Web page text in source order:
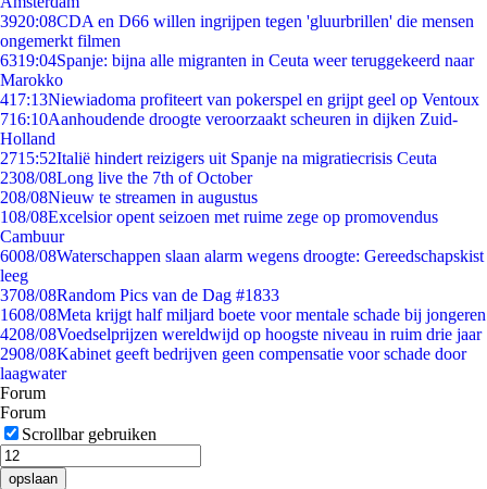
3920:08CDA en D66 willen ingrijpen tegen 'gluurbrillen' die mensen
ongemerkt filmen
6319:04Spanje: bijna alle migranten in Ceuta weer teruggekeerd naar
Marokko
417:13Niewiadoma profiteert van pokerspel en grijpt geel op Ventoux
716:10Aanhoudende droogte veroorzaakt scheuren in dijken Zuid-
Holland
2715:52Italië hindert reizigers uit Spanje na migratiecrisis Ceuta
2308/08Long live the 7th of October
208/08Nieuw te streamen in augustus
108/08Excelsior opent seizoen met ruime zege op promovendus
Cambuur
6008/08Waterschappen slaan alarm wegens droogte: Gereedschapskist
leeg
3708/08Random Pics van de Dag #1833
1608/08Meta krijgt half miljard boete voor mentale schade bij jongeren
4208/08Voedselprijzen wereldwijd op hoogste niveau in ruim drie jaar
2908/08Kabinet geeft bedrijven geen compensatie voor schade door
laagwater
Forum
Forum
Scrollbar gebruiken
opslaan